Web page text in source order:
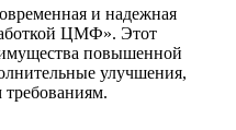
и надежная
ЦМФ». Этот
повышенной
улучшения,
требованиям.